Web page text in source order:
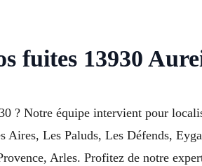
fuites 13930
? Notre équipe intervient pour
Aires, Les Paluds, Les Défends,
Arles. Profitez de notre